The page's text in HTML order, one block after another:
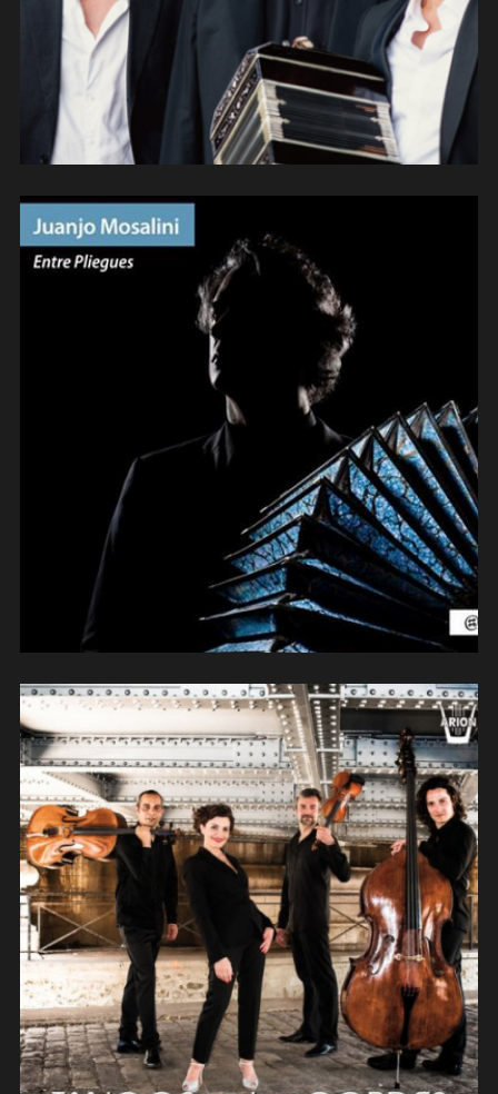
Juanjo Mosalini « Entre pliegues »
(2022)(composition/arrangement)
Rumolino-Teruggi-Garac-Allemand:
« Tangos entre cordes » (2022)
(compositions/arrangements/contreb
asse)